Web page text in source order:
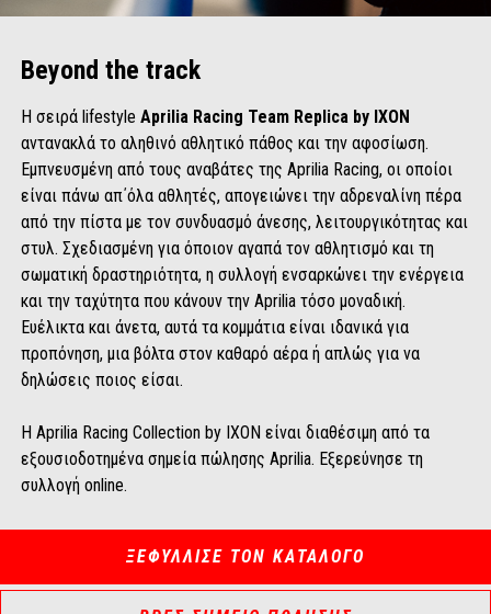
Beyond the track
Η σειρά lifestyle Aprilia Racing Team Replica by IXON
αντανακλά το αληθινό αθλητικό πάθος και την αφοσίωση.
Εμπνευσμένη από τους αναβάτες της Aprilia Racing, οι οποίοι
είναι πάνω απ΄όλα αθλητές, απογειώνει την αδρεναλίνη πέρα ​​
από την πίστα με τον συνδυασμό άνεσης, λειτουργικότητας και
στυλ. Σχεδιασμένη για όποιον αγαπά τον αθλητισμό και τη
σωματική δραστηριότητα, η συλλογή ενσαρκώνει την ενέργεια
και την ταχύτητα που κάνουν την Aprilia τόσο μοναδική.
Ευέλικτα και άνετα, αυτά τα κομμάτια είναι ιδανικά για
προπόνηση, μια βόλτα στον καθαρό αέρα ή απλώς για να
δηλώσεις ποιος είσαι.
Η Aprilia Racing Collection by IXON είναι διαθέσιμη από τα
εξουσιοδοτημένα σημεία πώλησης Aprilia. Εξερεύνησε τη
συλλογή online.
ΞΕΦΥΛΛΙΣΕ ΤΟΝ ΚΑΤΑΛΟΓΟ